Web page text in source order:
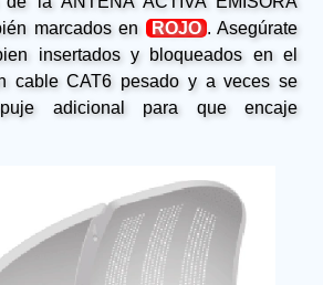
marcados en
ROJO . Asegúrate
insertados y bloqueados en el
cable CAT6 pesado y a veces se
adicional para que encaje